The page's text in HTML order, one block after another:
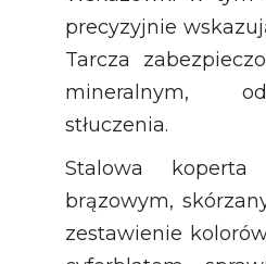
precyzyjnie
Tarcza
mineralnym,
stłuczenia.
Stalowa
brązowym,
zestawienie